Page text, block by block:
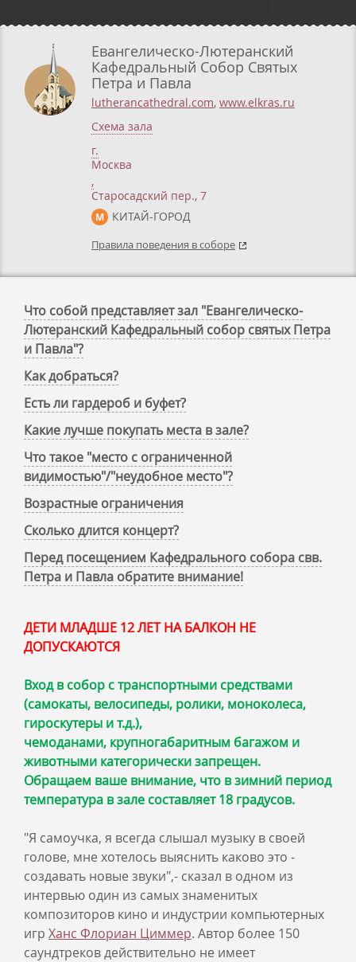
Евангелическо-Лютеранский
Кафедральный Собор Святых
Петра и Павла
lutherancathedral.com, www.elkras.ru
Схема зала
г.
Москва
,
Старосадский пер., 7
М КИТАЙ-ГОРОД
Правила поведения в соборе
Что собой представляет зал "Евангелическо-
Лютеранский Кафедральный собор святых Петра
и Павла"?
Как добраться?
Есть ли гардероб и буфет?
Какие лучше покупать места в зале?
Что такое "место с ограниченной
видимостью"/"неудобное место"?
Возрастные ограничения
Сколько длится концерт?
Перед посещением Кафедрального собора свв.
Петра и Павла обратите внимание!
ДЕТИ МЛАДШЕ 12 ЛЕТ НА БАЛКОН НЕ
ДОПУСКАЮТСЯ
Вход в собор с транспортными средствами
(самокаты, велосипеды, ролики, моноколеса,
гироскутеры и т.д.),
чемоданами, крупногабаритным багажом и
животными категорически запрещен.
Обращаем ваше внимание, что в зимний период
температура в зале составляет 18 градусов.
"Я самоучка, я всегда слышал музыку в своей
голове, мне хотелось выяснить каково это -
создавать новые звуки",- сказал в одном из
интервью один из самых знаменитых
композиторов кино и индустрии компьютерных
игр Ханс Флориан Циммер. Автор более 150
саундтреков действительно не имеет